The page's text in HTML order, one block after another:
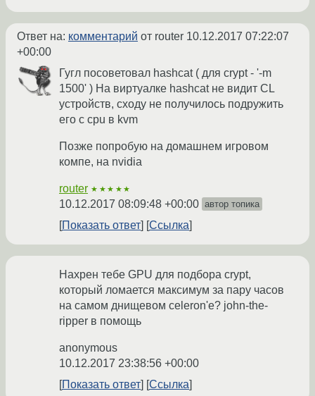
Ответ на: комментарий от router 10.12.2017 07:22:07
+00:00
Гугл посоветовал hashcat ( для crypt - '-m
1500' ) На виртуалке hashcat не видит CL
устройств, сходу не получилось подружить
его с cpu в kvm
Позже попробую на домашнем игровом
компе, на nvidia
router ★★★★★
10.12.2017 08:09:48 +00:00 автор топика
Показать ответ Ссылка
Нахрен тебе GPU для подбора crypt,
который ломается максимум за пару часов
на самом днищевом celeron'е? john-the-
ripper в помощь
anonymous
10.12.2017 23:38:56 +00:00
Показать ответ
Ссылка